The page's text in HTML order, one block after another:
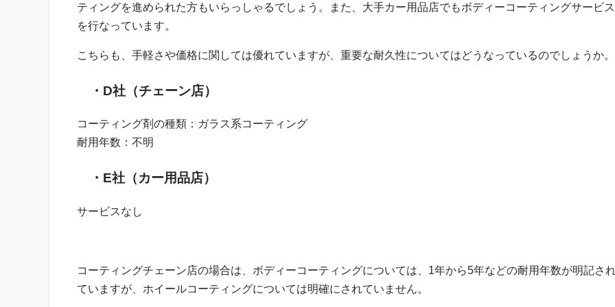
ティングを進められた方もいらっしゃるでしょう。また、大手カー用品店でもボディーコーティングサービス
を行なっています。
こちらも、手軽さや価格に関しては優れていますが、重要な耐久性についてはどうなっているのでしょうか。
・D社（チェーン店）
コーティング剤の種類：ガラス系コーティング
耐用年数：不明
・E社（カー用品店）
サービスなし
コーティングチェーン店の場合は、ボディーコーティングについては、1年から5年などの耐用年数が明記さ
ていますが、ホイールコーティングについては明確にされていません。